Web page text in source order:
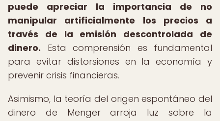
puede apreciar la importancia de no
manipular artificialmente los precios a
través de la emisión descontrolada de
dinero. Esta comprensión es fundamental
para evitar distorsiones en la economía y
prevenir crisis financieras.
Asimismo, la teoría del origen espontáneo del
dinero de Menger arroja luz sobre la